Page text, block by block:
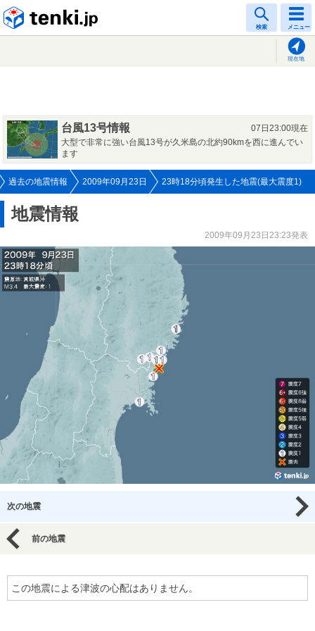
検索 メニュー
現在地
台風13号情報
07日23:00現在
大型で非常に強い台風13号が久米島の北約90kmを西に進んでい
ます
過去の地震情報 2009年09月23日 23時18分頃発生した地震(最大震度1)
地震情報
2009年09月23日23:23発表
次の地震
前の地震
この地震による津波の心配はありません。